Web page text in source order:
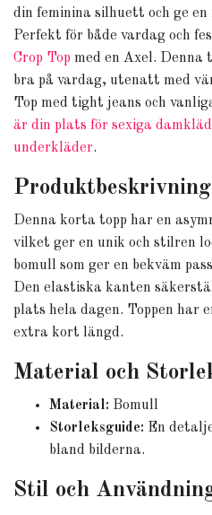
din feminina silhuett och ge
Perfekt för både vardag och
Crop Top med en Axel. Denna
bra på vardag, utenatt med
Top med tight jeans och
är din plats för sexiga
underkläder.
Produktbeskrivning
Denna korta topp har en
vilket ger en unik och stilren
bomull som ger en bekväm
Den elastiska kanten
plats hela dagen. Toppen har
extra kort längd.
Material och
Material: Bomull
Storleksguide: En
bland bilderna.
Stil och